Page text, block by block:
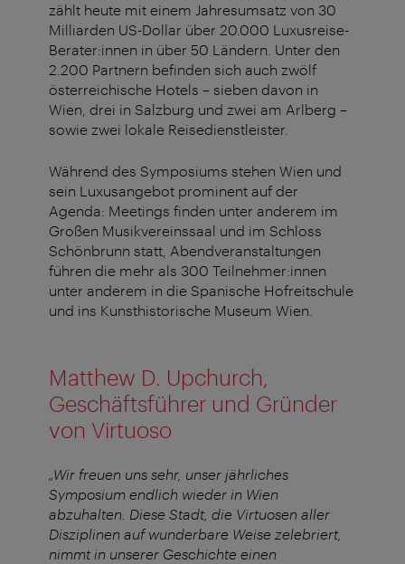
zählt heute mit einem Jahresumsatz von 30
Milliarden US-Dollar über 20.000 Luxusreise-
Berater:innen in über 50 Ländern. Unter den
2.200 Partnern befinden sich auch zwölf
österreichische Hotels – sieben davon in
Wien, drei in Salzburg und zwei am Arlberg –
sowie zwei lokale Reisedienstleister.
Während des Symposiums stehen Wien und
sein Luxusangebot prominent auf der
Agenda: Meetings finden unter anderem im
Großen Musikvereinssaal und im Schloss
Schönbrunn statt, Abendveranstaltungen
führen die mehr als 300 Teilnehmer:innen
unter anderem in die Spanische Hofreitschule
und ins Kunsthistorische Museum Wien.
Matthew D. Upchurch,
Geschäftsführer und Gründer
von Virtuoso
„Wir freuen uns sehr, unser jährliches
Symposium endlich wieder in Wien
abzuhalten. Diese Stadt, die Virtuosen aller
Disziplinen auf wunderbare Weise zelebriert,
nimmt in unserer Geschichte einen